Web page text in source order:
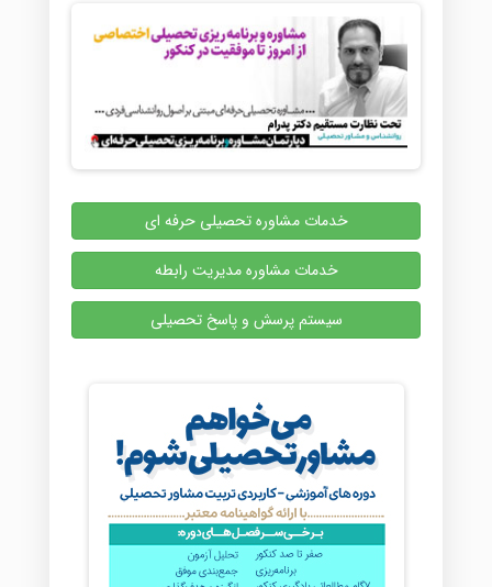
خدمات مشاوره تحصیلی حرفه ای
خدمات مشاوره مدیریت رابطه
سیستم پرسش و پاسخ تحصیلی